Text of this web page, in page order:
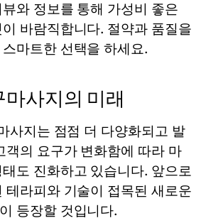
와 정보를 통해 가성비 좋은
바람직합니다. 절약과 품질을
마트한 선택을 하세요.
사지의 미래
사지는 점점 더 다양화되고 발
객의 요구가 변화함에 따라 마
도 진화하고 있습니다. 앞으로
테라피와 기술이 접목된 새로운
등장할 것입니다.